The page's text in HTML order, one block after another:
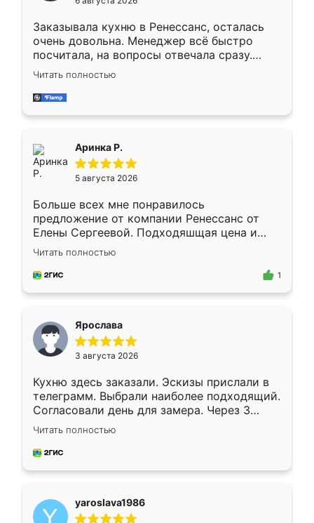
мебели буду заказывать только здесь.
Заказывала кухню в Ренессанс, осталась
очень довольна. Менеджер всё быстро
посчитала, на вопросы отвечала сразу.
Замерщик приехал в субботу, подошёл к
делу со всей ответственностью. Собрали
за день, ребята работали аккуратно, даже
Читать полностью
Аринка Р.
5 августа 2026
Больше всех мне понравилось
предложение от компании Ренессанс от
Елены Сергеевой. Подходяшщая цена и
короткие сроки изготовления. Приехавший
для замера сотрудник Владислав
предложил по моему эскизу самый
Читать полностью
1
Ярослава
3 августа 2026
Кухню здесь заказали. Эскизы прислали в
телеграмм. Выбрали наиболее подходящий.
Согласовали день для замера. Через 3
недели кухня была уже готова. Остались
довольны работой. Спасибо Ренессанс
мебель за качественную работу!
Читать полностью
yaroslava1986